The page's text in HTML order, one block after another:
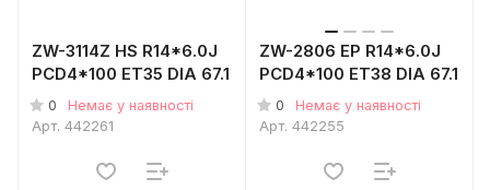
ZW-3114Z HS R14*6.0J
PCD4*100 ET35 DIA 67.1
0
Немає у наявності
Арт. 442261
ZW-2806 EP R14*6.0J
PCD4*100 ET38 DIA 67.1
0
Немає у наявності
Арт. 442255